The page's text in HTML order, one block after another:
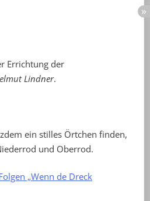
Errichtung der
Lindner.
ein stilles Örtchen finden,
und Oberrod.
„Wenn de Dreck